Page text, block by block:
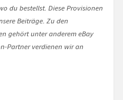
du bestellst. Diese Provisionen
Beiträge. Zu den
gehört unter anderem eBay
Partner verdienen wir an